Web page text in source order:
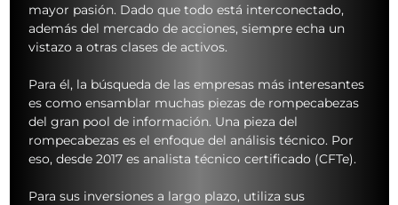
mayor pasión. Dado que todo está interconectado,
además del mercado de acciones, siempre echa un
vistazo a otras clases de activos.
Para él, la búsqueda de las empresas más interesantes
es como ensamblar muchas piezas de rompecabezas
del gran pool de información. Una pieza del
rompecabezas es el enfoque del análisis técnico. Por
eso, desde 2017 es analista técnico certificado (CFTe).
Para sus inversiones a largo plazo, utiliza sus